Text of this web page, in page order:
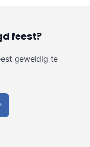
feest?
geweldig te